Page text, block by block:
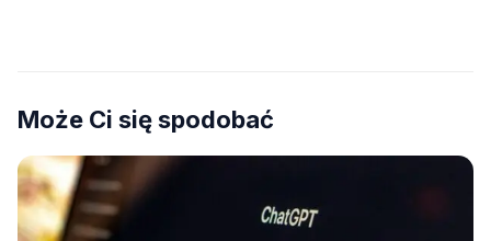
Może Ci się spodobać